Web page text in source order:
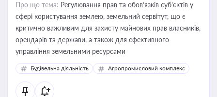
Про що тема: Регулювання прав та обов’язків суб’єктів у
сфері користування землею, земельний сервітут, що є
критично важливим для захисту майнових прав власників,
орендарів та держави, а також для ефективного
управління земельними ресурсами
Будівельна діяльність Агропромисловий комплекс